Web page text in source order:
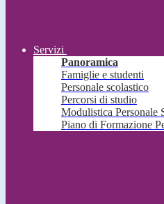
Servizi
Panoramica
Famiglie e studenti
Personale scolastico
Percorsi di studio
Modulistica Personale
Piano di Formazione